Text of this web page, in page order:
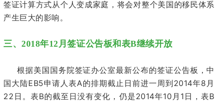
签证计算方式从个人变成家庭，将会对整个美国的移民体系
产生巨大的影响。
三、2018年12月签证公告板和表B继续开放
根据美国国务院签证办公室最新公布的签证公告板，中
国大陆EB5申请人表A的排期截止日前进一周到 2014年8 月
22 日。表B的截至日没有变化，仍是2014年10 月 1 日，表B